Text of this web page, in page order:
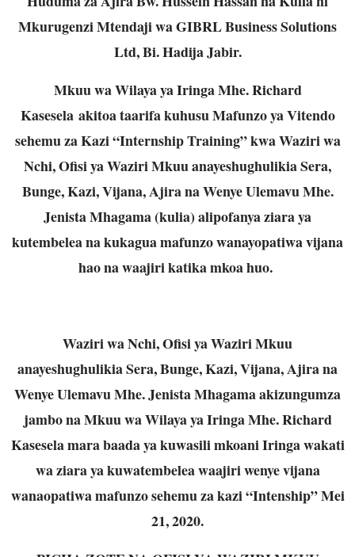
Mkurugenzi Mtendaji wa GIBRL Business Solutions
Ltd, Bi. Hadija Jabir.
Mkuu wa Wilaya ya Iringa Mhe. Richard
Kasesela akitoa taarifa kuhusu Mafunzo ya Vitendo
sehemu za Kazi “Internship Training” kwa Waziri wa
Nchi, Ofisi ya Waziri Mkuu anayeshughulikia Sera,
Bunge, Kazi, Vijana, Ajira na Wenye Ulemavu Mhe.
Jenista Mhagama (kulia) alipofanya ziara ya
kutembelea na kukagua mafunzo wanayopatiwa vijana
hao na waajiri katika mkoa huo.
Waziri wa Nchi, Ofisi ya Waziri Mkuu
anayeshughulikia Sera, Bunge, Kazi, Vijana, Ajira na
Wenye Ulemavu Mhe. Jenista Mhagama akizungumza
jambo na Mkuu wa Wilaya ya Iringa Mhe. Richard
Kasesela mara baada ya kuwasili mkoani Iringa wakati
wa ziara ya kuwatembelea waajiri wenye vijana
wanaopatiwa mafunzo sehemu za kazi “Intenship” Mei
21, 2020.